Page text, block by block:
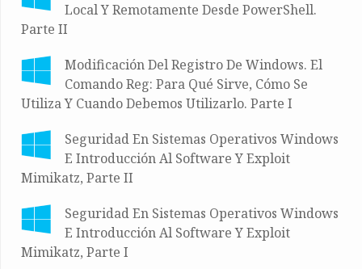
Local Y Remotamente Desde PowerShell.
Parte II
Modificación Del Registro De Windows. El
Comando Reg: Para Qué Sirve, Cómo Se
Utiliza Y Cuando Debemos Utilizarlo. Parte I
Seguridad En Sistemas Operativos Windows
E Introducción Al Software Y Exploit
Mimikatz, Parte II
Seguridad En Sistemas Operativos Windows
E Introducción Al Software Y Exploit
Mimikatz, Parte I